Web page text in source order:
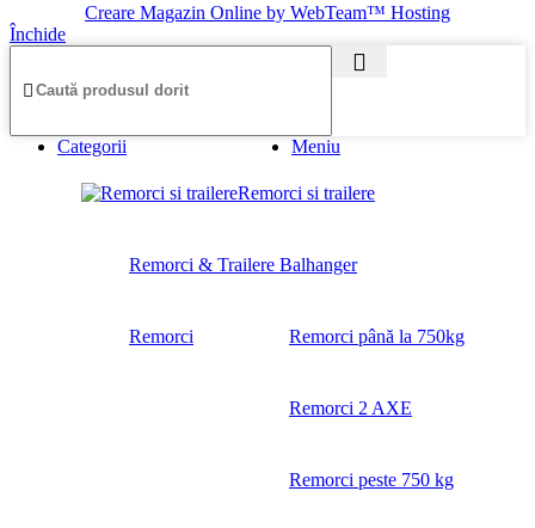
Creare Magazin Online by WebTeam™ Hosting
Închide
Meniu
Categorii
Remorci si trailere
Remorci & Trailere Balhanger
Remorci Remorci până la 750kg
Remorci 2 AXE
Remorci peste 750 kg